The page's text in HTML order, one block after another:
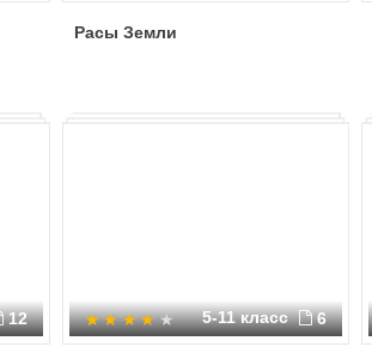
Расы Земли
12 5-11 класс 6